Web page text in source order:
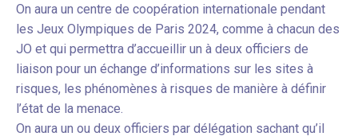
On aura un centre de coopération internationale pendant
les Jeux Olympiques de Paris 2024, comme à chacun des
JO et qui permettra d’accueillir un à deux officiers de
liaison pour un échange d’informations sur les sites à
risques, les phénomènes à risques de manière à définir
l’état de la menace.
On aura un ou deux officiers par délégation sachant qu’il